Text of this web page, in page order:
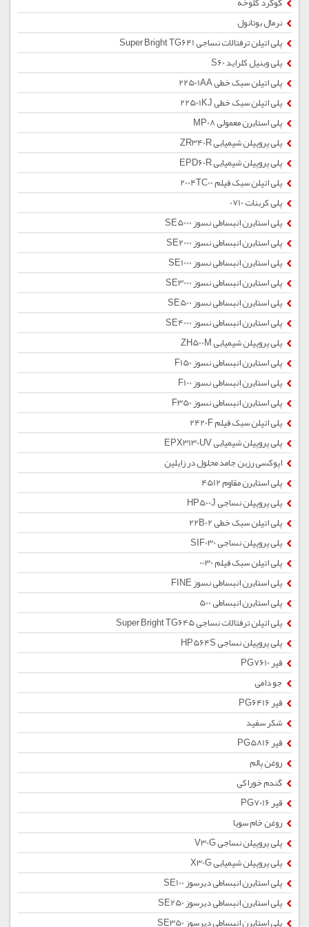
نرمال بوتانول
پلی اتیلن ترفتالات نساجی Super Bright TG641
پلی وینیل کلراید S60
پلی اتیلن سبک خطی 22501AA
پلی اتیلن سبک خطی 22501KJ
پلی استایرن معمولی MP08
پلی پروپیلن شیمیایی ZR340R
پلی پروپیلن شیمیایی EPD60R
پلی اتیلن سبک فیلم 2004TC00
پلی کربنات 0710
پلی استایرن انبساطی نسوز SE5000
پلی استایرن انبساطی نسوز SE2000
پلی استایرن انبساطی نسوز SE1000
پلی استایرن انبساطی نسوز SE3000
پلی استایرن انبساطی نسوز SE500
پلی استایرن انبساطی نسوز SE4000
پلی پروپیلن شیمیایی ZH500M
پلی استایرن انبساطی نسوز F150
پلی استایرن انبساطی نسوز F100
پلی استایرن انبساطی نسوز F350
پلی اتیلن سبک فیلم 2420F
پلی پروپیلن شیمیایی EPX3130UV
اپوکسی رزین جامد محلول در زایلین
پلی استایرن مقاوم 4512
پلی پروپیلن نساجی HP500J
پلی اتیلن سبک خطی 22B02
پلی پروپیلن نساجی SIF030
پلی اتیلن سبک فیلم 0030
پلی استایرن انبساطی نسوز FINE
پلی استایرن انبساطی 500
پلی اتیلن ترفتالات نساجی Super Bright TG645
پلی پروپیلن نساجی HP564S
قیر PG7610
جو دامی
قیر PG6416
شکر سفید
قیر PG5816
روغن پالم
گندم خوراکی
قیر PG7016
روغن خام سویا
پلی پروپیلن نساجی V30G
پلی پروپیلن شیمیایی X30G
پلی استایرن انبساطی دیرسوز SE100
پلی استایرن انبساطی دیرسوز SE250
پلی استایرن انبساطی دیرسوز SE350